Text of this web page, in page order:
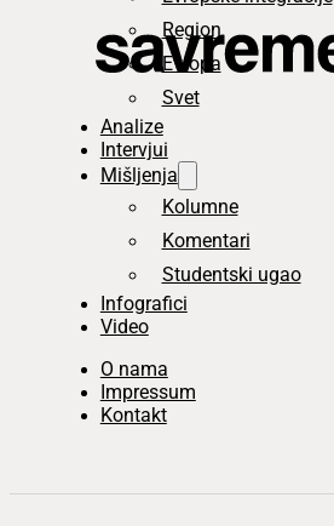
Region
Evropa
Svet
Analize
Intervjui
Mišljenja
Kolumne
Komentari
Studentski ugao
Infografici
Video
O nama
Impressum
Kontakt